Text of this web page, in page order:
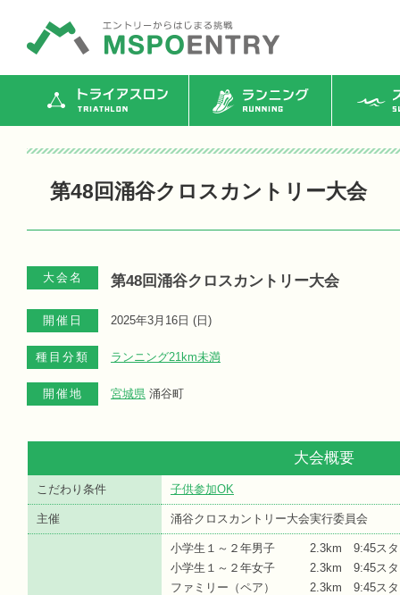
トライアスロン ランニング ス
第48回涌谷クロスカントリー大会
大会名 第48回涌谷クロスカントリー大会
開催日 2025年3月16日 ( 日 )
種目分類 ランニング21km未満
開催地 宮城県 涌谷町
大会概要
こだわり条件 子供参加OK
主催 涌谷クロスカントリー大会実行委員会
小学生１～２年男子 2.3km 9:45スタ
小学生１～２年女子 2.3km 9:45スタ
ファミリー（ペア） 2.3km 9:45スタ